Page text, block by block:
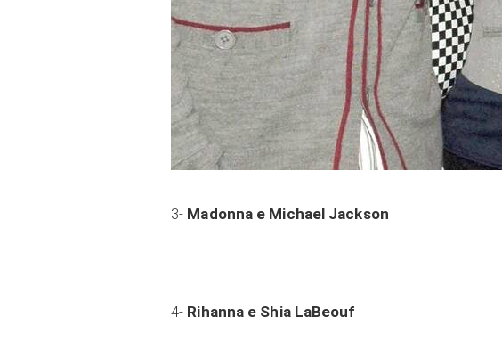
3- Madonna e Michael Jackson
4- Rihanna e Shia LaBeouf